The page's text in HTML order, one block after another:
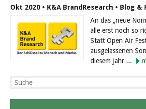
Okt 2020 • K&A BrandResearch • Blog &
An das „neue
alle erst noch so
Statt Open Air
ausgelassenen
diesem Jahr ...